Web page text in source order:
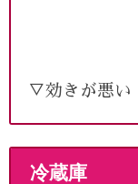
▽効きが悪い
冷蔵庫